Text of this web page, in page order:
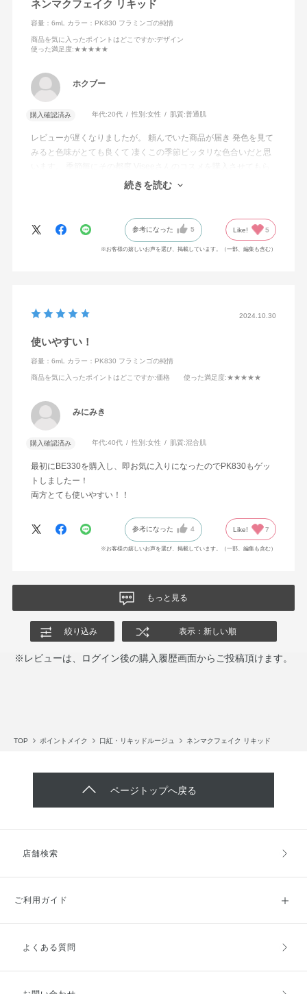
ネンマクフェイク リキッド
容量：6mL カラー：PK830 フラミンゴの純情
商品を気に入ったポイントはどこですか:デザイン
使った満足度:★★★★★
ホクブー
購入確認済み 年代:20代 性別:女性 肌質:普通肌
レビューが遅くなりましたが。 頼んでいた商品が届き 発色を見て
みると色味がとても良くて 凄くこの季節ピッタリな色合いだと思
ってますが 本当に色持ちが良いな と 思い使わせていただいてま
続きを読む
参考になった 5 Like! 5
※お客様の嬉しいお声を選び、掲載しています。（一部、編集も含む）
2024.10.30
使いやすい！
容量：6mL カラー：PK830 フラミンゴの純情
商品を気に入ったポイントはどこですか:価格 使った満足度:★★★★★
みにみき
購入確認済み 年代:40代 性別:女性 肌質:混合肌
最初にBE330を購入し、即お気に入りになったのでPK830もゲッ
トしましたー！
両方とても使いやすい！！
参考になった 4 Like! 7
※お客様の嬉しいお声を選び、掲載しています。（一部、編集も含む）
もっと見る
絞り込み 表示：新しい順
※レビューは、ログイン後の購入履歴画面からご投稿頂けます。
TOP ポイントメイク 口紅・リキッドルージュ ネンマクフェイク リキッド
ページトップへ戻る
店舗検索
ご利用ガイド
ご利用ガイドトップ
よくある質問